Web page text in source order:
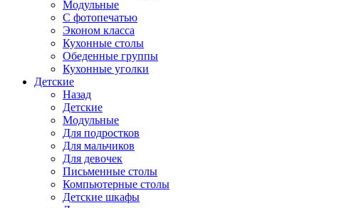
Модульные
С фотопечатью
Эконом класса
Кухонные столы
Обеденные группы
Кухонные уголки
Детские
Назад
Детские
Модульные
Для подростков
Для мальчиков
Для девочек
Письменные столы
Компьютерные столы
Детские шкафы